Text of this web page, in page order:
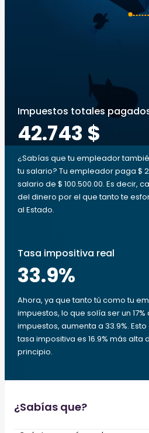
Impuestos totales
42.743 $
¿Sabías que tu empleador
tu salario? Tu empleador paga $
salario de $ 100.500.00. Es decir,
del dinero por el que tanto te
al Estado.
Tasa impositiva real
33.9%
Ahora, ya que tanto tú como tu
impuestos, lo que solía ser un
impuestos, aumenta a 33.9%.
tasa impositiva es 16.9% más
principio.
¿Sabías que?